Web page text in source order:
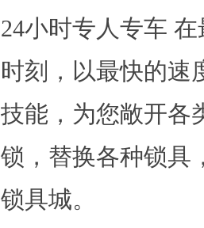
24小时专人专车
时刻，以最快的速
技能，为您敞开各
锁，替换各种锁具
锁具城。